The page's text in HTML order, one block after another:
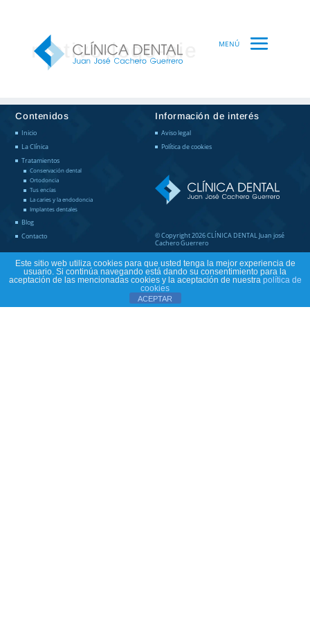
motivo-logo-pie
Contenidos
Inicio
La Clínica
Tratamientos
Conservación dental
Ortodoncia
Tus encías
La caries y la endodoncia
Implantes dentales
Blog
Contacto
Información de interés
Aviso legal
Política de cookies
© Copyright 2026 CLÍNICA DENTAL Juan josé
Cachero Guerrero
Este sitio web utiliza cookies para que usted tenga la mejor experiencia de
usuario. Si continúa navegando está dando su consentimiento para la
aceptación de las mencionadas cookies y la aceptación de nuestra política de
cookies
ACEPTAR